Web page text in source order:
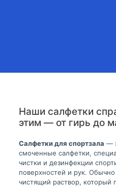
Наши салфетки
этим — от гирь до
Салфетки для спортзала —
смоченные салфетки,
чистки и дезинфекции
поверхностей и рук.
чистящий раствор, который